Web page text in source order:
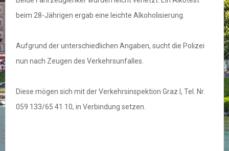
beim 28-Jährigen ergab eine leichte Alkoholisierung.
Aufgrund der unterschiedlichen Angaben, sucht die Polizei
nun nach Zeugen des Verkehrsunfalles.
Diese mögen sich mit der Verkehrsinspektion Graz I, Tel. Nr.
059 133/65 41 10, in Verbindung setzen.